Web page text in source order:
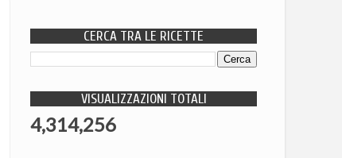
CERCA TRA LE RICETTE
VISUALIZZAZIONI TOTALI
4,314,256